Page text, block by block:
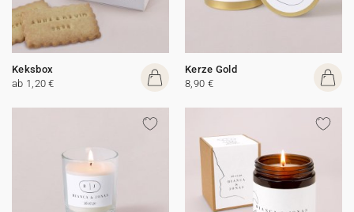
Keksbox
ab 1,20 €
Kerze Gold
8,90 €